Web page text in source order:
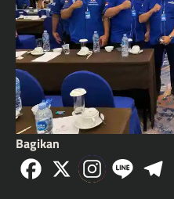
Bagikan